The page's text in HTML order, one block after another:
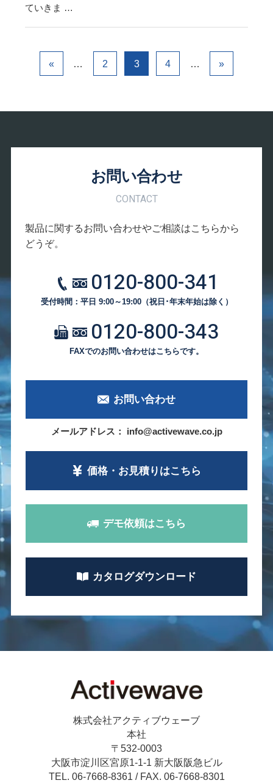
ていきま …
« … 2 3 4 … »
お問い合わせ
CONTACT
製品に関するお問い合わせやご相談はこちらから
どうぞ。
0120-800-341
受付時間：平日 9:00～19:00（祝日･年末年始は除く）
0120-800-343
FAXでのお問い合わせはこちらです。
お問い合わせ
メールアドレス： info@activewave.co.jp
価格・お見積り はこちら
デモ依頼はこちら
カタログダウンロード
株式会社アクティブウェーブ
本社
〒532-0003
大阪市淀川区宮原1-1-1 新大阪阪急ビル
TEL. 06-7668-8361 / FAX. 06-7668-8301